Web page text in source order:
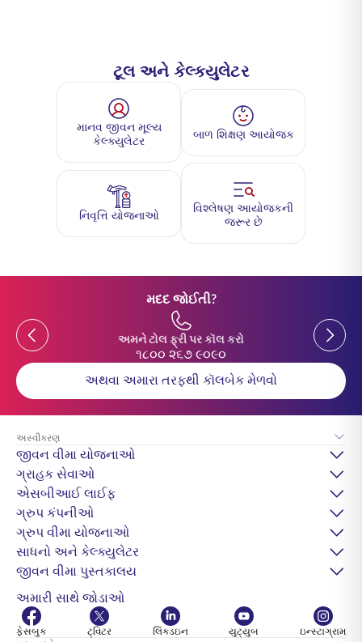
ટૂલ અને કેલ્ક્યુલેટર
માનવ જીવન મૂલ્ય
કેલ્ક્યુલેટર
બાળ શિક્ષણ આયોજક
નિવૃત્તિ યોજનાઓ
વિશ્લેષણ આયોજકની
જરૂર છે
મદદ જોઈતી?
Previous
અમને ટોલ ફ્રી પર કૉલ કરો
૧૮૦૦ ૨૬૭ ૯૦૯૦
Previous
અથવા અમારા તરફથી કૉલબેક મેળવો
અસ્વીકરણ
જીવન વીમા યોજનાઓ
ગ્રાહક સેવાઓ
એસબીઆઈ લાઈફ
ગ્રુપ કંપનીઓ
ગ્રુપ વીમા યોજનાઓ
સાધનો અને કેલ્ક્યુલેટર
જીવન વીમા પુસ્તકાલય
અમારી સાથે જોડાઓ
ફેસબુક ટ્વિટર લિંક્ડઇન યુટ્યુબ
ઇન્સ્ટાગ્રામ